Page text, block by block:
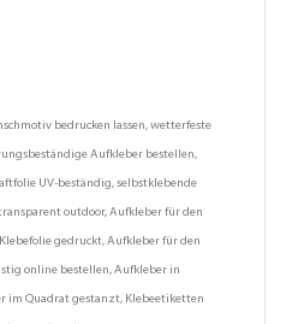
bedrucken lassen, wetterfeste
Aufkleber bestellen,
UV-beständig, selbstklebende
outdoor, Aufkleber für den
gedruckt, Aufkleber für den
online bestellen, Aufkleber in
im Quadrat gestanzt, Klebeetiketten